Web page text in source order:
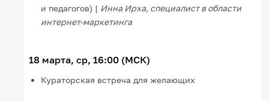
и педагогов) | Инна Ирха, специалист в области
интернет-маркетинга
18 марта, ср, 16:00 (МСК)
Кураторская встреча для желающих